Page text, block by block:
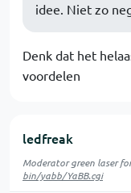
idee. Niet zo
Denk dat het
voordelen
ledfreak
Moderator green laser
bin/yabb/YaBB.cgi